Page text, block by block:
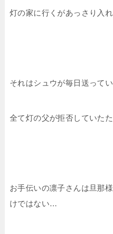
灯の家に行くがあっさり入
それはシュウが毎日送って
全て灯の父が拒否していたた
お手伝いの凛子さんは旦那
けではない…